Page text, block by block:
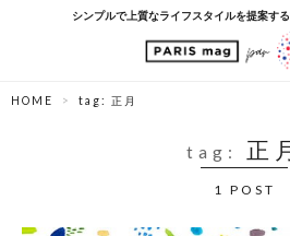
シンプルで上質なライフスタイルを提案す
HOME tag: 正月
tag: 正
1 POST